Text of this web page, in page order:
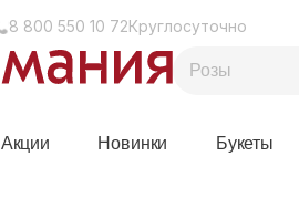
8 800 550 10 72Круглосуточно
Акции Новинки Букеты